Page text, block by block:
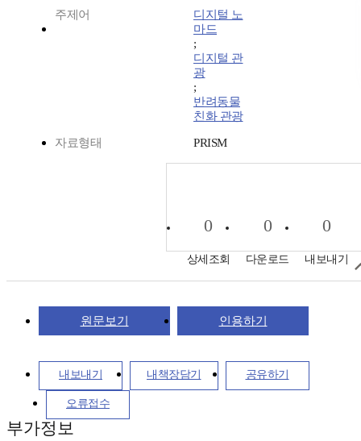
주제어
디지털 노
마드
;
디지털 관
광
;
반려동물
친화 관광
자료형태 PRISM
0
상세조회
0
다운로드
0
내보내기
원문보기 인용하기
내보내기 내책장담기 공유하기
오류접수
부가정보